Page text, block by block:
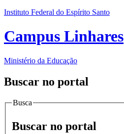
Instituto Federal do Espírito Santo
Campus Linhares
Ministério da Educação
Buscar no portal
Busca
Buscar no portal